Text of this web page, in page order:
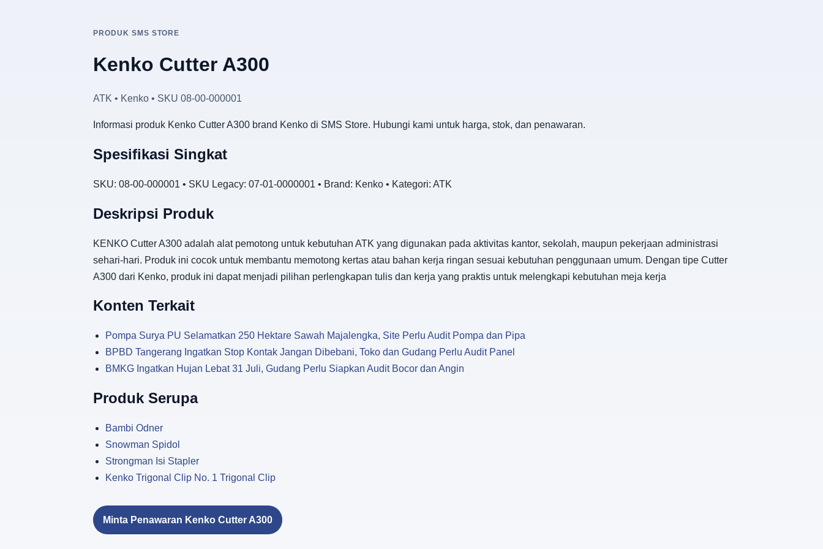
PRODUK SMS STORE
Kenko Cutter A300
ATK • Kenko • SKU 08-00-000001
Informasi produk Kenko Cutter A300 brand Kenko di SMS Store. Hubungi kami untuk harga, stok, dan penawaran.
Spesifikasi Singkat
SKU: 08-00-000001 • SKU Legacy: 07-01-0000001 • Brand: Kenko • Kategori: ATK
Deskripsi Produk
KENKO Cutter A300 adalah alat pemotong untuk kebutuhan ATK yang digunakan pada aktivitas kantor, sekolah, maupun pekerjaan administrasi
sehari-hari. Produk ini cocok untuk membantu memotong kertas atau bahan kerja ringan sesuai kebutuhan penggunaan umum. Dengan tipe Cutter
A300 dari Kenko, produk ini dapat menjadi pilihan perlengkapan tulis dan kerja yang praktis untuk melengkapi kebutuhan meja kerja
Konten Terkait
Pompa Surya PU Selamatkan 250 Hektare Sawah Majalengka, Site Perlu Audit Pompa dan Pipa
BPBD Tangerang Ingatkan Stop Kontak Jangan Dibebani, Toko dan Gudang Perlu Audit Panel
BMKG Ingatkan Hujan Lebat 31 Juli, Gudang Perlu Siapkan Audit Bocor dan Angin
Produk Serupa
Bambi Odner
Snowman Spidol
Strongman Isi Stapler
Kenko Trigonal Clip No. 1 Trigonal Clip
Minta Penawaran Kenko Cutter A300